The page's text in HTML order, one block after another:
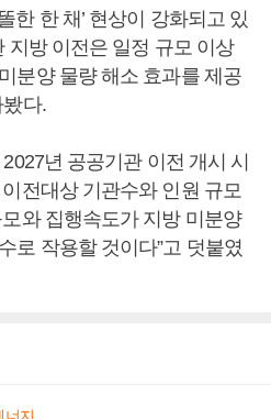
한 한 채’ 현상이 강화되고 있
지방 이전은 일정 규모 이상
분양 물량 해소 효과를 제공
봤다.
년 공공기관 이전 개시 시
전대상 기관수와 인원 규모
와 집행속도가 지방 미분양
로 작용할 것이다”고 덧붙였